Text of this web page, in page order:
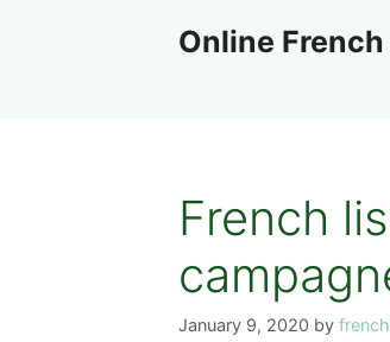
Online
French
January 9, 2020 by